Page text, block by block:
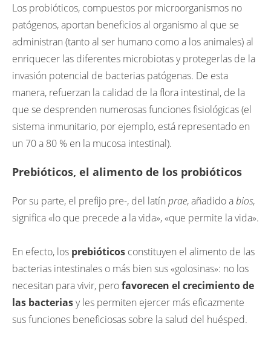
Los probióticos, compuestos por microorganismos no
patógenos, aportan beneficios al organismo al que se
administran (tanto al ser humano como a los animales) al
enriquecer las diferentes microbiotas y protegerlas de la
invasión potencial de bacterias patógenas. De esta
manera, refuerzan la calidad de la flora intestinal, de la
que se desprenden numerosas funciones fisiológicas (el
sistema inmunitario, por ejemplo, está representado en
un 70 a 80 % en la mucosa intestinal).
Prebióticos, el alimento de los probióticos
Por su parte, el prefijo pre-, del latín prae, añadido abios,
significa «lo que precede a la vida», «que permite la vida».
En efecto, los prebióticos constituyen el alimento de las
bacterias intestinales o más bien sus «golosinas»: no los
necesitan para vivir, perofavorecen el crecimiento de
las bacteriasy les permiten ejercer más eficazmente
sus funciones beneficiosas sobre la salud del huésped.